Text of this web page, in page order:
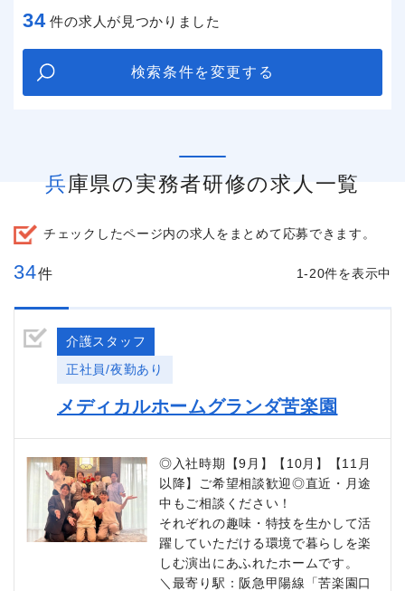
34 件の求人が見つかりました
検索条件を変更する
兵庫県の実務者研修の求人一覧
チェックしたページ内の求人をまとめて応募できます。
34件 1-20件を表示中
介護スタッフ
正社員/夜勤あり
メディカルホームグランダ苦楽園
◎入社時期【9月】【10月】【11月
以降】ご希望相談歓迎◎直近・月途
中もご相談ください！
それぞれの趣味・特技を生かして活
躍していただける環境で暮らしを楽
しむ演出にあふれたホームです。
＼最寄り駅：阪急甲陽線「苦楽園口